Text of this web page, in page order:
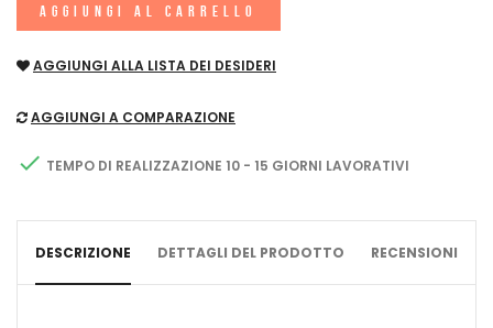
AGGIUNGI AL CARRELLO
AGGIUNGI ALLA LISTA DEI DESIDERI
AGGIUNGI A COMPARAZIONE
 TEMPO DI REALIZZAZIONE 10 - 15 GIORNI LAVORATIVI
DESCRIZIONE DETTAGLI DEL PRODOTTO RECENSIONI